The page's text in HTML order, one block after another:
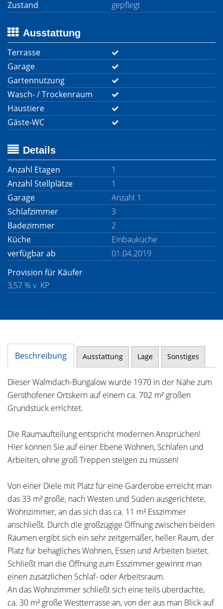
Zustand
gepflegt
Ausstattung
Terrasse
Garage
Gartennutzung
Wasch- / Trockenraum
Haustiere
Gäste-WC
Details
Anzahl Etagen
1
Anzahl Stellplätze
1
Garage
Anzahl 1
Schlafzimmer
3
Badezimmer
2
Küche
Einbauküche
verfügbar ab
01.04.2019
Provision für Käufer
3,57 % v. KP
Beschreibung Ausstattung Lage Sonstiges
Dieser Walmdach-Bungalow wurde 1970 in der Nähe zum
Gersthofener Ortskern auf einem ca. 702 m² großen
Grundstück errichtet.
Die Raumaufteilung entspricht modernen Ansprüchen!
Hier können Sie auf einer Ebene Wohnen, Schlafen und
Arbeiten, ohne groß Treppen steigen zu müssen!
Von einer Diele mit Platz für eine Garderobe erreicht man
das 33 m² große, nach Westen und Süden ausgerichtete,
Wohnzimmer, an das sich das ca. 11 m² Esszimmer
anschließt. Durch die großzügige Öffnung zwischen beiden
Räumen ergibt sich ein sehr zeitgemäßer, heller Raum, der
Platz für behagliches Wohnen, Essen und Arbeiten bietet.
Schließt man die Öffnung zum Esszimmer gewinnt man
einen zusätzlichen Schlaf- oder Arbeitsraum.
An das Wohnzimmer schließt sich eine teils überdachte,
ca. 30 m² große Westterrasse an, von der aus man Blick auf